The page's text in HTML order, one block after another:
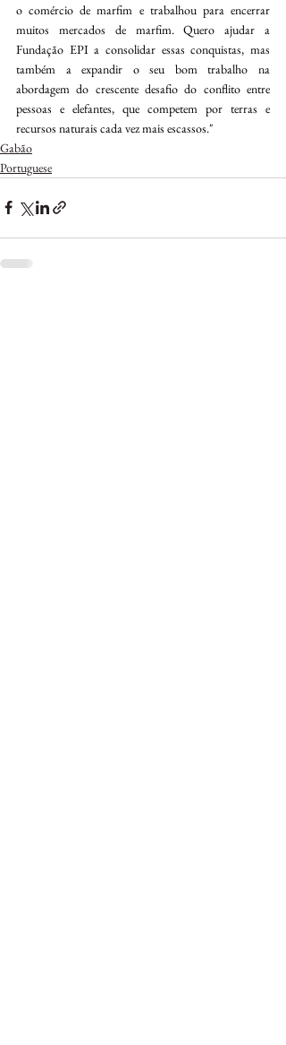
o comércio de marfim e trabalhou para encerrar
muitos mercados de marfim. Quero ajudar a
Fundação EPI a consolidar essas conquistas, mas
também a expandir o seu bom trabalho na
abordagem do crescente desafio do conflito entre
pessoas e elefantes, que competem por terras e
recursos naturais cada vez mais escassos."
Gabão
Portuguese